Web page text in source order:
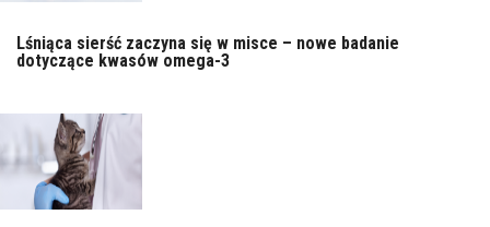
Lśniąca sierść zaczyna się w misce – nowe badanie
dotyczące kwasów omega-3